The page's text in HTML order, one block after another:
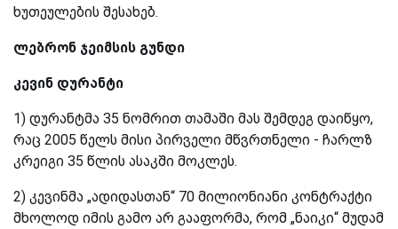
ხუთეულების შესახებ.
ლებრონ ჯეიმსის გუნდი
კევინ დურანტი
1) დურანტმა 35 ნომრით თამაში მას შემდეგ დაიწყო,
რაც 2005 წელს მისი პირველი მწვრთნელი - ჩარლზ
კრეიგი 35 წლის ასაკში მოკლეს.
2) კევინმა „ადიდასთან“ 70 მილიონიანი კონტრაქტი
მხოლოდ იმის გამო არ გააფორმა, რომ „ნაიკი“ მუდამ